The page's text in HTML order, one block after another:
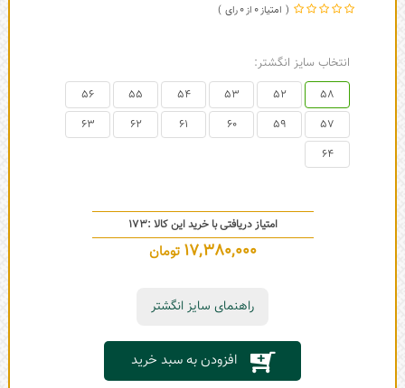
0
0
انتخاب سایز انگشتر:
58
52
53
54
55
56
57
59
60
61
62
63
64
امتیاز دریافتی با خرید این کالا :173
17,380,000 تومان
راهنمای سایز انگشتر
افزودن به سبد خرید